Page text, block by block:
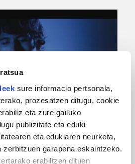
sure informacio pertsonala,
prozesatzen ditugu, cookie
eta zure gailuko
publizitate eta eduki
eta edukiaren neurketa,
garapena eskaintzeko.
erabiltzen dituen
aukera 'KimiK' eta